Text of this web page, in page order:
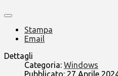
Stampa
Email
Dettagli
Categoria: Windows